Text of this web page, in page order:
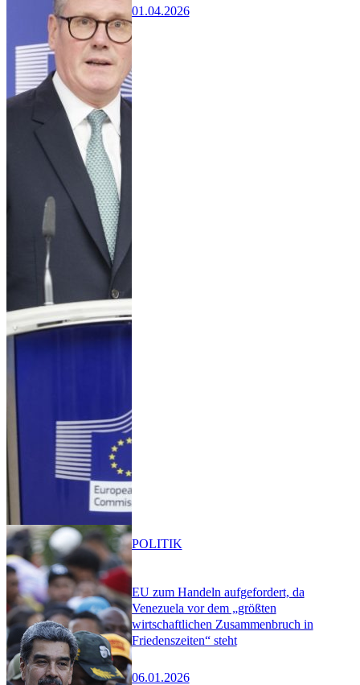
01.04.2026
EU zum Handeln aufgefordert, da
Venezuela vor dem „größten
wirtschaftlichen Zusammenbruch in
Friedenszeiten“ steht
06.01.2026
POLITIK